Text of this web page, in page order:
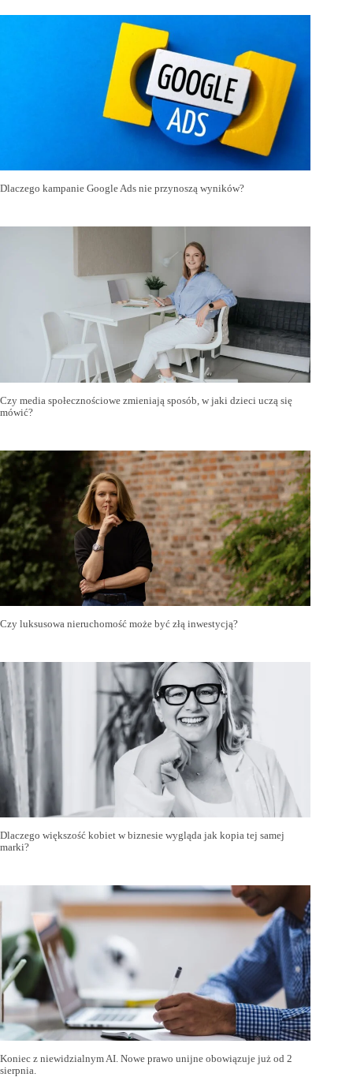
Dlaczego kampanie Google Ads nie przynoszą wyników?
Czy media społecznościowe zmieniają sposób, w jaki dzieci uczą się
mówić?
Czy luksusowa nieruchomość może być złą inwestycją?
Dlaczego większość kobiet w biznesie wygląda jak kopia tej samej
marki?
Koniec z niewidzialnym AI. Nowe prawo unijne obowiązuje już od 2
sierpnia.